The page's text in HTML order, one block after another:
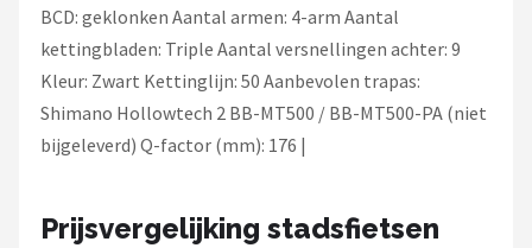
BCD: geklonken Aantal armen: 4-arm Aantal
kettingbladen: Triple Aantal versnellingen achter: 9
Kleur: Zwart Kettinglijn: 50 Aanbevolen trapas:
Shimano Hollowtech 2 BB-MT500 / BB-MT500-PA (niet
bijgeleverd) Q-factor (mm): 176 |
Prijsvergelijking stadsfietsen